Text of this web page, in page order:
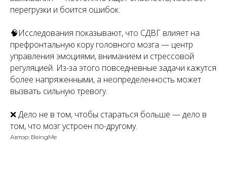
перегрузки и боится ошибок.
🧠Исследования показывают, что СДВГ влияет на
префронтальную кору головного мозга — центр
управления эмоциями, вниманием и стрессовой
регуляцией. Из-за этого повседневные задачи кажутся
более напряженными, а неопределенность может
вызвать сильную тревогу.
❌ Дело не в том, чтобы стараться больше — дело в
том, что мозг устроен по-другому.
Автор: BeingMe